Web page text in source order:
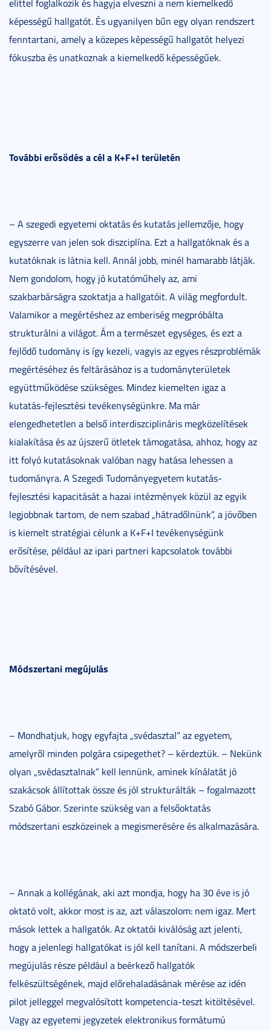
elittel foglalkozik és hagyja elveszni a nem kiemelkedő
képességű hallgatót. És ugyanilyen bűn egy olyan rendszert
fenntartani, amely a közepes képességű hallgatót helyezi
fókuszba és unatkoznak a kiemelkedő képességűek.
További erősödés a cél a K+F+I területén
– A szegedi egyetemi oktatás és kutatás jellemzője, hogy
egyszerre van jelen sok diszciplína. Ezt a hallgatóknak és a
kutatóknak is látnia kell. Annál jobb, minél hamarabb látják.
Nem gondolom, hogy jó kutatóműhely az, ami
szakbarbárságra szoktatja a hallgatóit. A világ megfordult.
Valamikor a megértéshez az emberiség megpróbálta
strukturálni a világot. Ám a természet egységes, és ezt a
fejlődő tudomány is így kezeli, vagyis az egyes részproblémák
megértéséhez és feltárásához is a tudományterületek
együttműködése szükséges. Mindez kiemelten igaz a
kutatás-fejlesztési tevékenységünkre. Ma már
elengedhetetlen a belső interdiszciplináris megközelítések
kialakítása és az újszerű ötletek támogatása, ahhoz, hogy az
itt folyó kutatásoknak valóban nagy hatása lehessen a
tudományra. A Szegedi Tudományegyetem kutatás-
fejlesztési kapacitását a hazai intézmények közül az egyik
legjobbnak tartom, de nem szabad „hátradőlnünk”, a jövőben
is kiemelt stratégiai célunk a K+F+I tevékenységünk
erősítése, például az ipari partneri kapcsolatok további
bővítésével.
Módszertani megújulás
– Mondhatjuk, hogy egyfajta „svédasztal” az egyetem,
amelyről minden polgára csipegethet? – kérdeztük. – Nekünk
olyan „svédasztalnak” kell lennünk, aminek kínálatát jó
szakácsok állítottak össze és jól strukturálták – fogalmazott
Szabó Gábor. Szerinte szükség van a felsőoktatás
módszertani eszközeinek a megismerésére és alkalmazására.
– Annak a kollégának, aki azt mondja, hogy ha 30 éve is jó
oktató volt, akkor most is az, azt válaszolom: nem igaz. Mert
mások lettek a hallgatók. Az oktatói kiválóság azt jelenti,
hogy a jelenlegi hallgatókat is jól kell tanítani. A módszerbeli
megújulás része például a beérkező hallgatók
felkészültségének, majd előrehaladásának mérése az idén
pilot jelleggel megvalósított kompetencia-teszt kitöltésével.
Vagy az egyetemi jegyzetek elektronikus formátumú